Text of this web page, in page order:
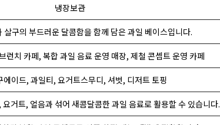
냉장보관
살구의 부드러운 달콤함을 함께 담은 과일 베이스입니다.
런치 카페, 복합 과일 음료 운영 매장, 제철 콘셉트 운영 카페
에이드, 과일티, 요거트스무디, 셔벗, 디저트 토핑
거트, 얼음과 섞어 새콤달콤한 과일 음료로 활용할 수 있습니다.